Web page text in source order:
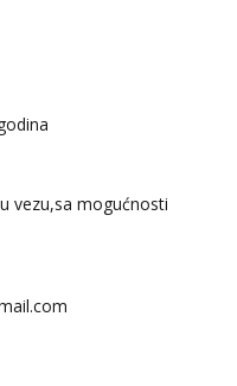
vezu,sa mogućnosti